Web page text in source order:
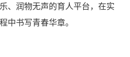
、润物无声的育人平台，在实
中书写青春华章。